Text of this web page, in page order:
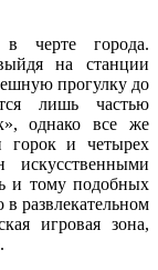
черте города.
на станции
прогулку до
лишь частью
однако все же
горок и четырех
искусственными
и тому подобных
развлекательном
игровая зона,